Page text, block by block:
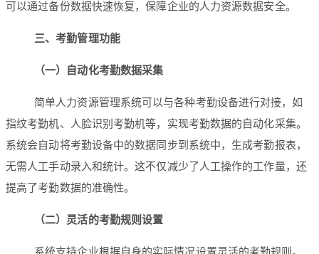
可以通过备份数据快速恢复，保障企业的人力资源数据安全。
三、考勤管理功能
（一）自动化考勤数据采集
简单人力资源管理系统可以与各种考勤设备进行对接，如
指纹考勤机、人脸识别考勤机等，实现考勤数据的自动化采集。
系统会自动将考勤设备中的数据同步到系统中，生成考勤报表，
无需人工手动录入和统计。这不仅减少了人工操作的工作量，还
提高了考勤数据的准确性。
（二）灵活的考勤规则设置